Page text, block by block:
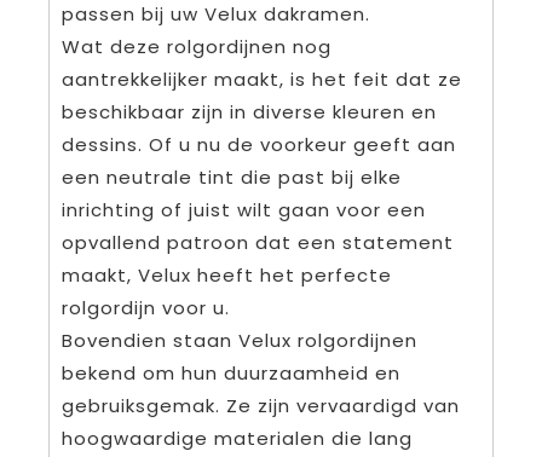
passen bij uw Velux dakramen.
Wat deze rolgordijnen nog
aantrekkelijker maakt, is het feit dat ze
beschikbaar zijn in diverse kleuren en
dessins. Of u nu de voorkeur geeft aan
een neutrale tint die past bij elke
inrichting of juist wilt gaan voor een
opvallend patroon dat een statement
maakt, Velux heeft het perfecte
rolgordijn voor u.
Bovendien staan Velux rolgordijnen
bekend om hun duurzaamheid en
gebruiksgemak. Ze zijn vervaardigd van
hoogwaardige materialen die lang